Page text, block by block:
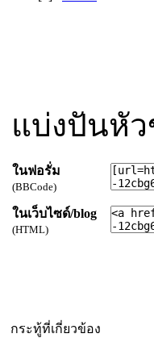
แบ่งปันหั
ในฟอรั่ม
(BBCode)
ในเว็บไซด์/blog
(HTML)
กระทู้ที่เกี่ยวข้อง